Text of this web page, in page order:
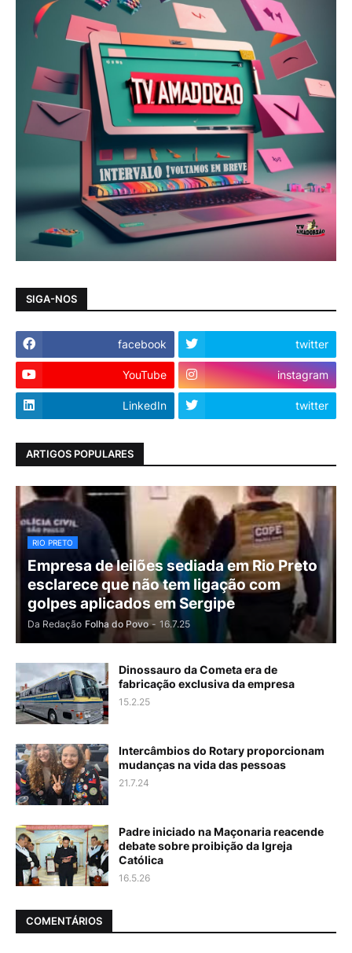
SIGA-NOS
facebook twitter
YouTube instagram
LinkedIn twitter
ARTIGOS POPULARES
RIO PRETO
Empresa de leilões sediada em Rio Preto
esclarece que não tem ligação com
golpes aplicados em Sergipe
Da Redação Folha do Povo - 16.7.25
Dinossauro da Cometa era de
fabricação exclusiva da empresa
15.2.25
Intercâmbios do Rotary proporcionam
mudanças na vida das pessoas
21.7.24
Padre iniciado na Maçonaria reacende
debate sobre proibição da Igreja
Católica
16.5.26
COMENTÁRIOS